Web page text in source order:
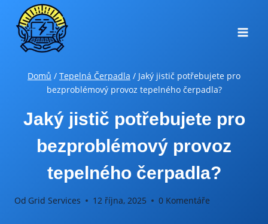
Přeskočit
obsah
Domů / Tepelná Čerpadla / Jaký jistič potřebujete pro
bezproblémový provoz tepelného čerpadla?
Jaký jistič potřebujete pro
bezproblémový provoz
tepelného čerpadla?
Od Grid Services 12 října, 2025 0 Komentáře